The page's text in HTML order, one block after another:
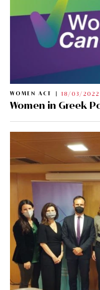
WOMEN ACT 18/03/2022
Women in Greek